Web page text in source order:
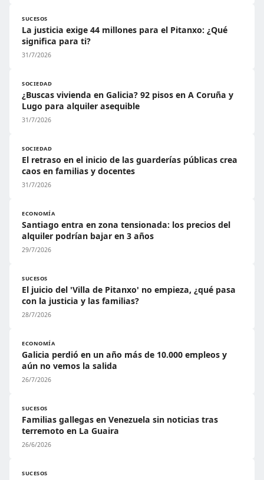
SUCESOS
La justicia exige 44 millones para el Pitanxo: ¿Qué
significa para ti?
31/7/2026
SOCIEDAD
¿Buscas vivienda en Galicia? 92 pisos en A Coruña y
Lugo para alquiler asequible
31/7/2026
SOCIEDAD
El retraso en el inicio de las guarderías públicas crea
caos en familias y docentes
31/7/2026
ECONOMÍA
Santiago entra en zona tensionada: los precios del
alquiler podrían bajar en 3 años
29/7/2026
SUCESOS
El juicio del 'Villa de Pitanxo' no empieza, ¿qué pasa
con la justicia y las familias?
28/7/2026
ECONOMÍA
Galicia perdió en un año más de 10.000 empleos y
aún no vemos la salida
26/7/2026
SUCESOS
Familias gallegas en Venezuela sin noticias tras
terremoto en La Guaira
26/6/2026
SUCESOS